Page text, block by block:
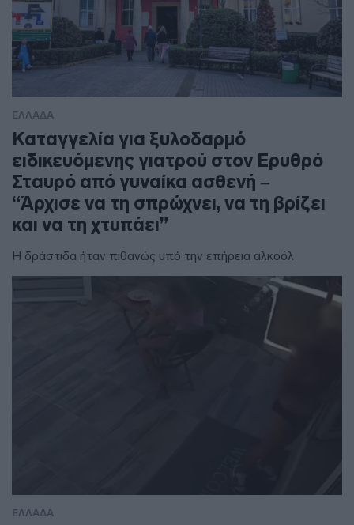
ΕΛΛΑΔΑ
Καταγγελία για ξυλοδαρμό
ειδικευόμενης γιατρού στον Ερυθρό
Σταυρό από γυναίκα ασθενή –
“Άρχισε να τη σπρώχνει, να τη βρίζει
και να τη χτυπάει”
Η δράστιδα ήταν πιθανώς υπό την επήρεια αλκοόλ
ΕΛΛΑΔΑ